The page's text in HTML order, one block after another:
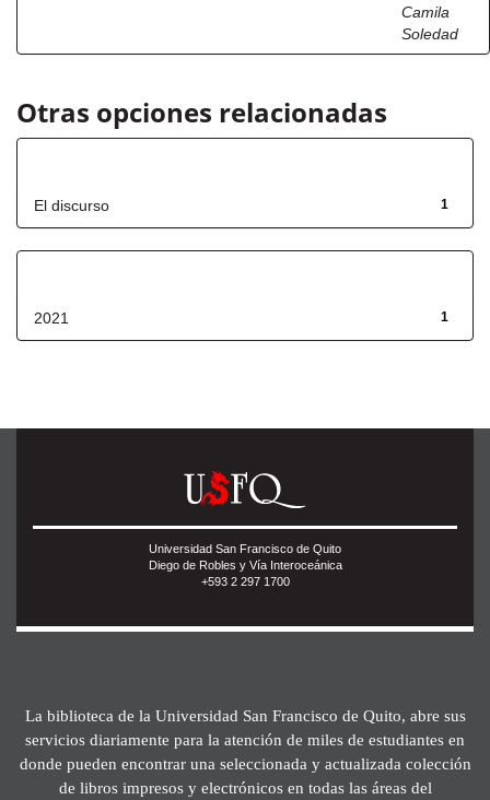
Camila
Soledad
Otras opciones relacionadas
1
El discurso
1
2021
Universidad San Francisco de Quito
Diego de Robles y Vía Interoceánica
+593 2 297 1700
La biblioteca de la Universidad San Francisco de Quito, abre sus
servicios diariamente para la atención de miles de estudiantes en
donde pueden encontrar una seleccionada y actualizada colección
de libros impresos y electrónicos en todas las áreas del